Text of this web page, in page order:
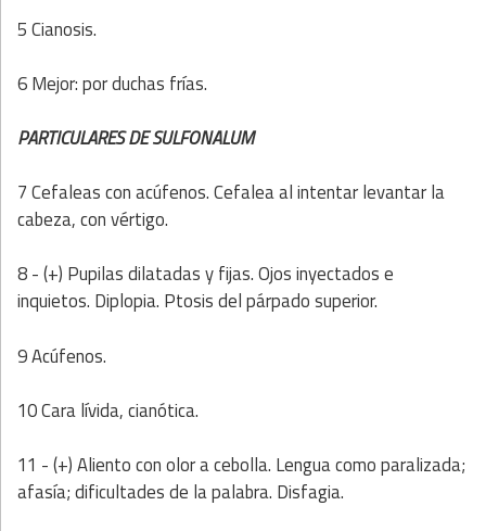
5 Cianosis.
6 Mejor: por duchas frías.
PARTICULARES DE SULFONALUM
7 Cefaleas con acúfenos. Cefalea al intentar levantar la
cabeza, con vértigo.
8 - (+) Pupilas dilatadas y fijas. Ojos inyectados e
inquietos. Diplopia. Ptosis del párpado superior.
9 Acúfenos.
10 Cara lívida, cianótica.
11 - (+) Aliento con olor a cebolla. Lengua como paralizada;
afasía; dificultades de la palabra. Disfagia.